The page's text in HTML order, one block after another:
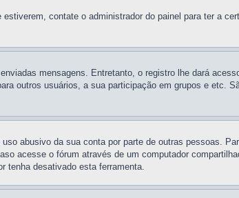
contate o administrador do painel para ter a
mensagens. Entretanto, o registro lhe dará
outros usuários, a sua participação em grupos e etc.
abusivo da sua conta por parte de outras pessoas.
acesse o fórum através de um computador
tenha desativado esta ferramenta.